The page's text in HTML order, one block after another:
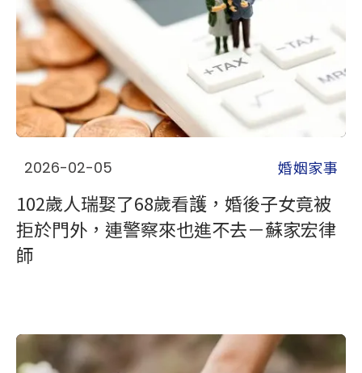
2026-02-05 婚姻家事
102歲人瑞娶了68歲看護，婚後子女竟被
拒於門外，連警察來也進不去－蘇家宏律
師